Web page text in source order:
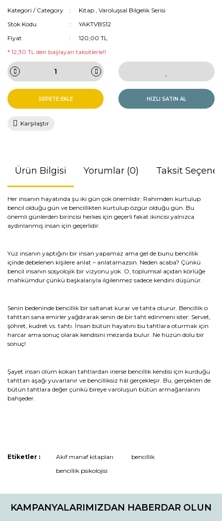
Kategori / Category Kitap ,Varoluşsal Bilgelik Serisi
Stok Kodu
YAKTVBS12
Fiyat
120,00 TL
* 12,30 TL den başlayan taksitlerle!!
SEPETE EKLE HIZLI SATIN AL
Karşılaştır
Ürün Bilgisi Yorumlar (0) Taksit
Her insanın hayatında şu iki gün çok önemlidir: Rahimden kurtulup
bencil olduğu gün ve bencillikten kurtulup özgür olduğu gün. Bu
önemli günlerden birincisi herkes için geçerli fakat ikincisi yalnızca
aydınlanmış insan için geçerlidir.
Yüz insanın yaptığını bir insan yapamaz ama gel de bunu bencillik
içinde debelenen kişilere anlat – anlatamazsın. Neden acaba? Çünkü
bencil insanın sosyolojik bir vizyonu yok. O, toplumsal açıdan körlüğe
mahkûmdur çünkü başkalarıyla ilgilenmez sadece kendini düşünür.
Senin bedeninde bencillik bir saltanat kurar ve tahta oturur. Bencillik o
tahttan sana emirler yağdırarak senin de bir taht edinmeni ister: Servet,
şöhret, kudret vs. tahtı. İnsan bütün hayatını bu tahtlara oturmak için
harcar ama sonuç olarak kendisini mezarda bulur. Ne hüzün dolu bir
sonuç!
Şayet insan ölüm kokan tahtlardan inerse bencillik kendisi için kurduğu
tahttan aşağı yuvarlanır ve bencilliksiz hâl gerçekleşir. Bu, gerçekten de
bütün tahtlara değer çünkü bireye varoluşun bütün armağanlarını
bahşeder.
Bu ürüne ilk yorumu siz yapın!
Bu ürünün fiyat bilgisi, resim, ürün açıklamalarında ve diğer
kullanarak tarafımıza iletebilirsiniz.
Ürün resmi kalitesiz, bozuk veya görüntülenemiyor.
Etiketler : Akif manaf kitapları
bencillik
bencillik psikolojisi
KAMPANYALARIMIZDAN HABERDAR OLUN